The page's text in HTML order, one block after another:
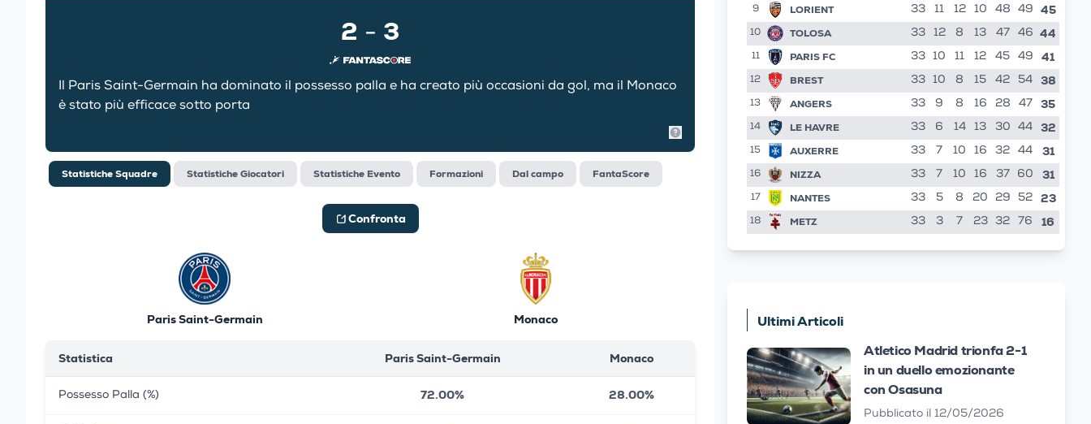
2 - 3
Il Paris Saint-Germain ha dominato il possesso palla e ha creato più occasioni da gol, ma il Monaco
è stato più efficace sotto porta
Mostra informazioni
Statistiche Squadre Statistiche Giocatori Statistiche Evento Formazioni Dal campo FantaScore
Confronta
Paris Saint-Germain Monaco
Statistica Paris Saint-Germain Monaco
Possesso Palla (%) 72.00% 28.00%
9 LORIENT 33 11 12 10 48 49 45
10 TOLOSA 33 12 8 13 47 46 44
11 PARIS FC 33 10 11 12 45 49 41
12 BREST 33 10 8 15 42 54 38
13 ANGERS 33 9 8 16 28 47 35
14 LE HAVRE 33 6 14 13 30 44 32
15 AUXERRE 33 7 10 16 32 44 31
16 NIZZA 33 7 10 16 37 60 31
17 NANTES 33 5 8 20 29 52 23
18 METZ 33 3 7 23 32 76 16
Ultimi Articoli
Atletico Madrid trionfa 2-1
in un duello emozionante
con Osasuna
Pubblicato il 12/05/2026